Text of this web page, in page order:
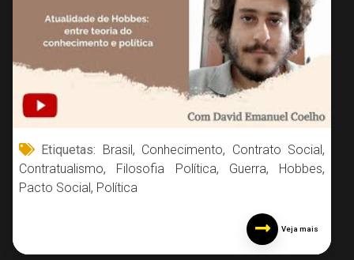
Etiquetas: Brasil, Conhecimento, Contrato Social,
Contratualismo, Filosofia Política, Guerra, Hobbes,
Pacto Social, Política
Veja mais